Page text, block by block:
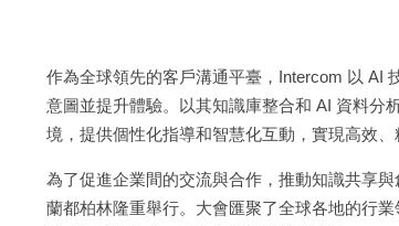
作為全球領先的客戶溝通平臺，Intercom 以 AI
意圖並提升體驗。以其知識庫整合和 AI 資料分
境，提供個性化指導和智慧化互動，實現高效、
為了促進企業間的交流與合作，推動知識共享
蘭都柏林隆重舉行。大會匯聚了全球各地的行